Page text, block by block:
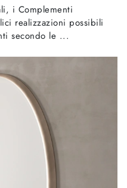
i Complementi
realizzazioni possibili
secondo le ...